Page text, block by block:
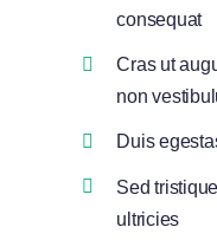
consequat
Cras ut
non
Duis
Sed
ultricies